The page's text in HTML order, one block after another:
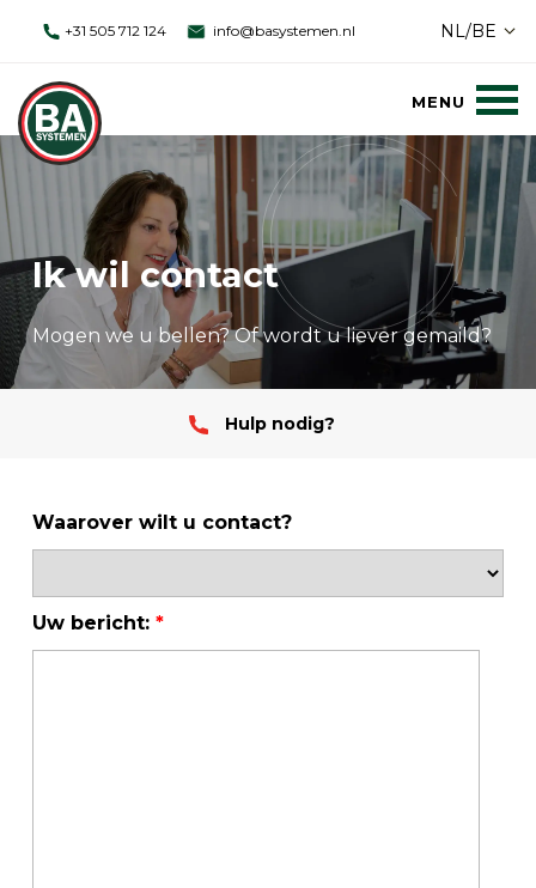
+31 505 712 124 info@basystemen.nl NL/BE
Ik wil contact
Mogen we u bellen? Of wordt u liever gemaild?
Hulp nodig?
Waarover wilt u contact?
Uw bericht: *